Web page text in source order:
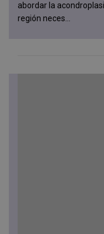
abordar la
región neces...